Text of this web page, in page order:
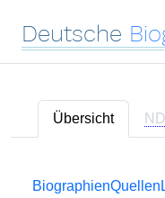
Deutsche
Übersicht
BiographienQuellen